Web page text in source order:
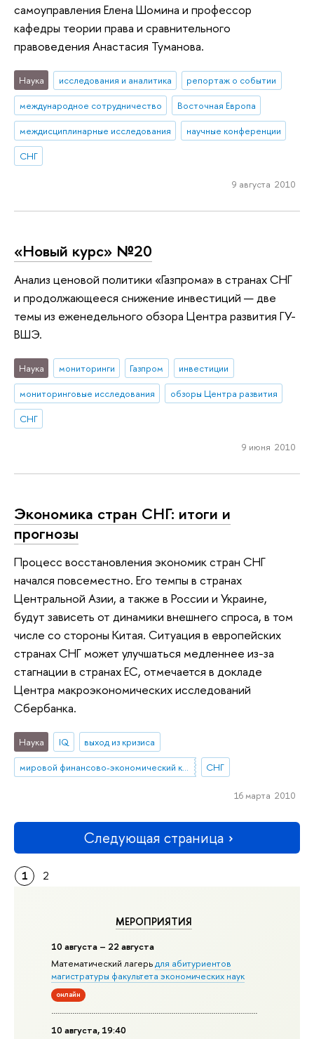
МЕРОПРИЯТИЯ
10 августа – 22 августа
Математический лагерьдля абитуриентов
магистратуры факультета экономических наук
онлайн
10 августа, 19:40
самоуправления Елена Шомина и профессор
кафедры теории права и сравнительного
правоведения Анастасия Туманова.
Наука исследования и аналитика
репортаж о событии
международное сотрудничество
Восточная Европа
междисциплинарные исследования
научные конференции
СНГ
9 августа 2010
«Новый курс» №20
Анализ ценовой политики «Газпрома» в странах СНГ
и продолжающееся снижение инвестиций — две
темы из еженедельного обзора Центра развития ГУ-
ВШЭ.
Наука мониторинги Газпром
инвестиции
мониторинговые исследования
обзоры Центра развития
СНГ
9 июня 2010
Экономика стран СНГ: итоги и
прогнозы
Процесс восстановления экономик стран СНГ
начался повсеместно. Его темпы в странах
Центральной Азии, а также в России и Украине,
будут зависеть от динамики внешнего спроса, в том
числе со стороны Китая. Ситуация в европейских
странах СНГ может улучшаться медленнее из-за
стагнации в странах ЕС, отмечается в докладе
Центра макроэкономических исследований
Сбербанка.
Наука IQ
выход из кризиса
мировой финансово-экономический кризис
СНГ
16 марта 2010
Следующая страница
1 2